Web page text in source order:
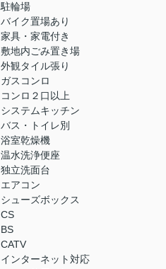
駐輪場
バイク置場あり
家具・家電付き
敷地内ごみ置き場
外観タイル張り
ガスコンロ
コンロ２口以上
システムキッチン
バス・トイレ別
浴室乾燥機
温水洗浄便座
独立洗面台
エアコン
シューズボックス
CS
BS
CATV
インターネット対応